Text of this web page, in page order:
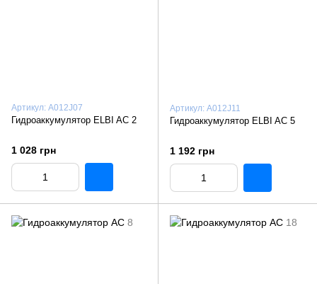
Артикул: A012J07
Гидроаккумулятор ELBI AC 2
1 028 грн
Артикул: A012J11
Гидроаккумулятор ELBI AC 5
1 192 грн